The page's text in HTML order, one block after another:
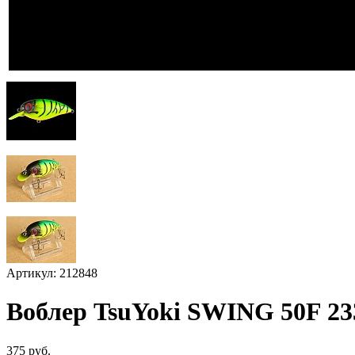
Артикул: 212848
Воблер TsuYoki SWING 50F
375 руб.